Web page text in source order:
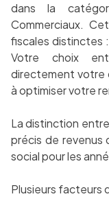
dans la
Commerciaux.
fiscales distinctes
Votre choix
directement votre
à optimiser votre
La distinction
précis de revenus
social pour les
Plusieurs facteurs